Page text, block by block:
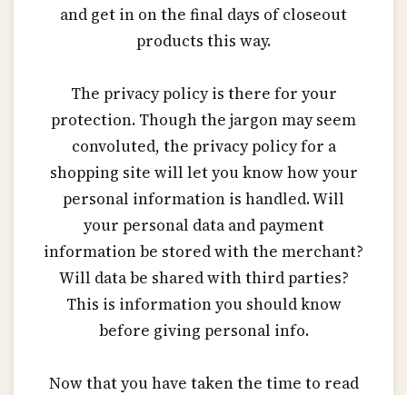
and get in on the final days of closeout
products this way.
The privacy policy is there for your
protection. Though the jargon may seem
convoluted, the privacy policy for a
shopping site will let you know how your
personal information is handled. Will
your personal data and payment
information be stored with the merchant?
Will data be shared with third parties?
This is information you should know
before giving personal info.
Now that you have taken the time to read